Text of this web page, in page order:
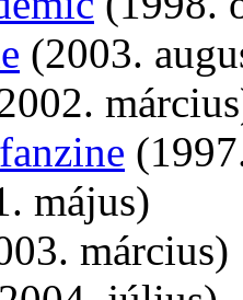
(2003.
május)
március)